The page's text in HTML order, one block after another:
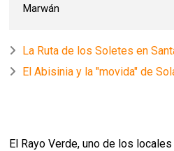
Marwán
La Ruta de los Soletes en
El Abisinia y la "movida" de
El Rayo Verde, uno de los